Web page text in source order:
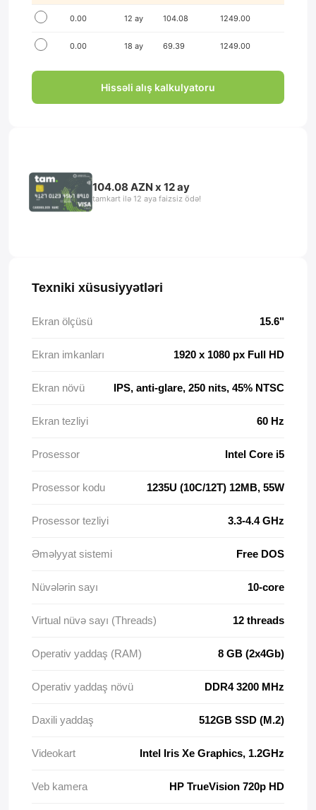
0.00 12 ay 104.08 1249.00
0.00 18 ay 69.39 1249.00
Hissəli alış kalkulyatoru
104.08 AZN x 12 ay
tamkart ilə 12 aya faizsiz ödə!
Texniki xüsusiyyətləri
Ekran ölçüsü 15.6"
Ekran imkanları 1920 x 1080 px Full HD
Ekran növü IPS, anti-glare, 250 nits, 45% NTSC
Ekran tezliyi 60 Hz
Prosessor Intel Core i5
Prosessor kodu 1235U (10C/12T) 12MB, 55W
Prosessor tezliyi 3.3-4.4 GHz
Əməlyyat sistemi Free DOS
Nüvələrin sayı 10-core
Virtual nüvə sayı (Threads) 12 threads
Operativ yaddaş (RAM) 8 GB (2x4Gb)
Operativ yaddaş növü DDR4 3200 MHz
Daxili yaddaş 512GB SSD (M.2)
Videokart Intel Iris Xe Graphics, 1.2GHz
Veb kamera HP TrueVision 720p HD